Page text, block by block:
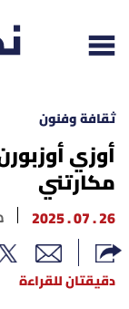
إقرأ الجريدة
لبنان
الغلاف
ثقافة وفنون
أوزي
مكارتني
26 . 07 . 2025
دقيقتان للقراءة